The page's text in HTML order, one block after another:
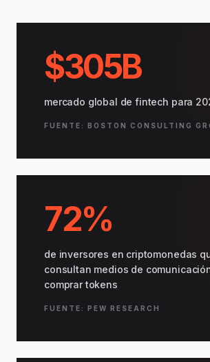
$305B
mercado global de fintech para
FUENTE: BOSTON CONSULTING
72%
de inversores en criptomonedas
consultan medios de
comprar tokens
FUENTE: PEW RESEARCH